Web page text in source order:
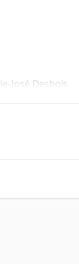
José Desbois